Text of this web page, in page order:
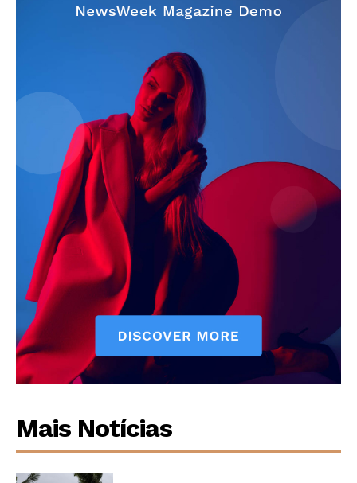
Mais Notícias